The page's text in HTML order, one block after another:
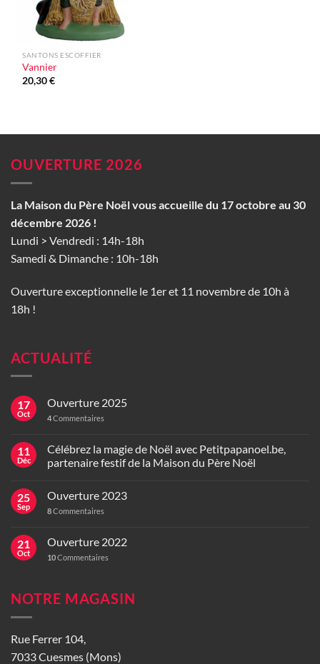
SANTONS ESCOFFIER
Vannier
20,30€
OUVERTURE 2026
La Maison du Père Noël vous accueille du 17 octobre au 30
décembre 2026 !
Lundi > Vendredi : 14h-18h
Samedi & Dimanche : 10h-18h
Ouverture exceptionnelle le 1er et 11 novembre de 10h à
18h !
ACTUALITÉ
17
Oct
Ouverture 2025
4Commentaires
11
Déc
Célébrez la magie de Noël avec Petitpapanoel.be,
partenaire festif de la Maison du Père Noël
25
Sep
Ouverture 2023
8Commentaires
21
Oct
Ouverture 2022
10Commentaires
NOTRE MAGASIN
Rue Ferrer 104,
7033 Cuesmes (Mons)